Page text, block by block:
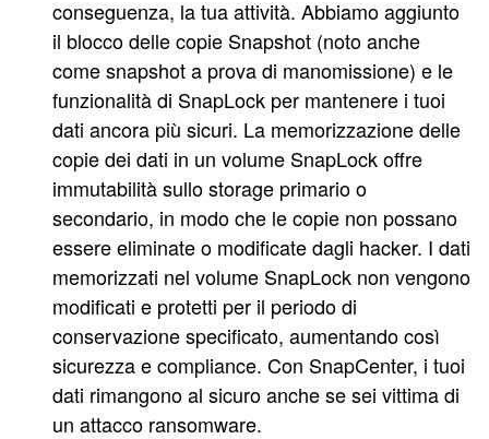
conseguenza, la tua attività. Abbiamo aggiunto
il blocco delle copie Snapshot (noto anche
come snapshot a prova di manomissione) e le
funzionalità di SnapLock per mantenere i tuoi
dati ancora più sicuri. La memorizzazione delle
copie dei dati in un volume SnapLock offre
immutabilità sullo storage primario o
secondario, in modo che le copie non possano
essere eliminate o modificate dagli hacker. I dati
memorizzati nel volume SnapLock non vengono
modificati e protetti per il periodo di
conservazione specificato, aumentando così
sicurezza e compliance. Con SnapCenter, i tuoi
dati rimangono al sicuro anche se sei vittima di
un attacco ransomware.